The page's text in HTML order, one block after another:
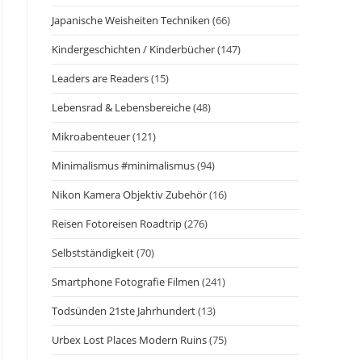
Japanische Weisheiten Techniken (66)
Kindergeschichten / Kinderbücher(147)
Leaders are Readers(15)
Lebensrad & Lebensbereiche(48)
Mikroabenteuer(121)
Minimalismus #minimalismus(94)
Nikon Kamera Objektiv Zubehör(16)
Reisen Fotoreisen Roadtrip(276)
Selbstständigkeit(70)
Smartphone Fotografie Filmen (241)
Todsünden 21ste Jahrhundert(13)
Urbex Lost Places Modern Ruins(75)